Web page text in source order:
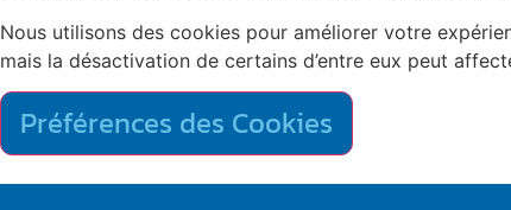
Nous utilisons des cookies pour améliorer votre
mais la désactivation de certains d’entre eux peut
Préférences des Cookies